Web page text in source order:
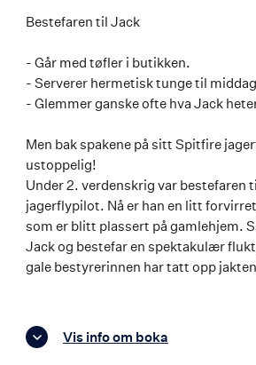
Bestefaren til Jack
- Går med tøfler i butikken.
- Serverer hermetisk tunge til
- Glemmer ganske ofte hva Jack
Men bak spakene på sitt Spitfire
ustoppelig!
Under 2. verdenskrig var bestefaren
jagerflypilot. Nå er han en litt
som er blitt plassert på gamlehjem.
Jack og bestefar en spektakulær
gale bestyrerinnen har tatt opp
Vis info om boka